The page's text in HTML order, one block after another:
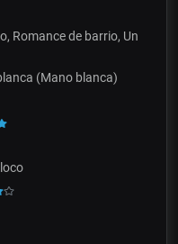
Romance de barrio, Un
(Mano blanca)